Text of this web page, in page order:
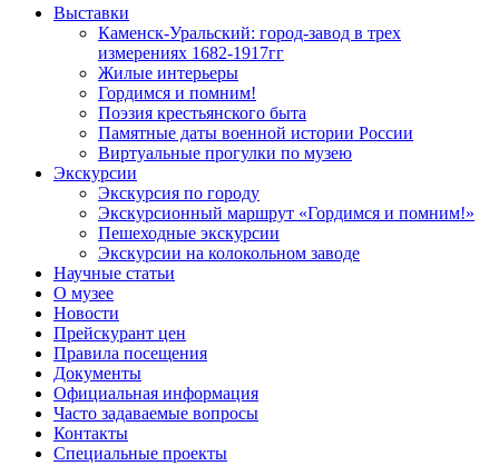
Выставки
Каменск-Уральский: город-завод в трех
измерениях 1682-1917гг
Жилые интерьеры
Гордимся и помним!
Поэзия крестьянского быта
Памятные даты военной истории России
Виртуальные прогулки по музею
Экскурсии
Экскурсия по городу
Экскурсионный маршрут «Гордимся и помним!»
Пешеходные экскурсии
Экскурсии на колокольном заводе
Научные статьи
О музее
Новости
Прейскурант цен
Правила посещения
Документы
Официальная информация
Часто задаваемые вопросы
Контакты
Специальные проекты